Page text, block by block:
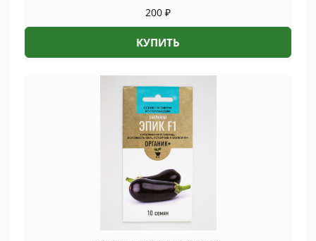
200 ₽
КУПИТЬ